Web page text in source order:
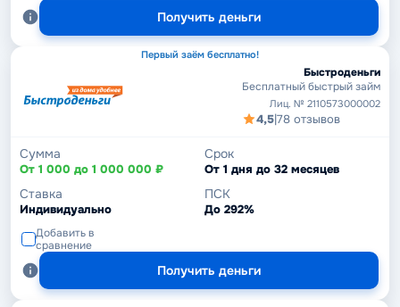
Получить деньги
Первый заём бесплатно!
Быстроденьги
Бесплатный быстрый займ
Лиц. № 2110573000002
4,5|78 отзывов
Сумма
От 1 000 до 1 000 000 ₽
Срок
От 1 дня до 32 месяцев
Ставка
Индивидуально
ПСК
До 292%
Добавить в
сравнение
Получить деньги